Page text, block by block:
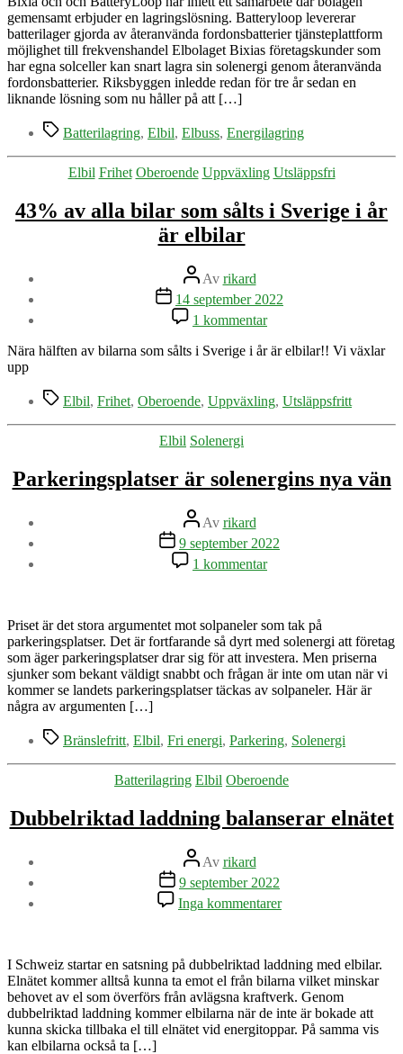
gemensamt erbjuder en lagringslösning. Batteryloop levererar
batterilager gjorda av återanvända fordonsbatterier tjänsteplattform
möjlighet till frekvenshandel Elbolaget Bixias företagskunder som
har egna solceller kan snart lagra sin solenergi genom återanvända
fordonsbatterier. Riksbyggen inledde redan för tre år sedan en
liknande lösning som nu håller på att […]
Etiketter
Batterilagring, Elbil, Elbuss, Energilagring
Kategorier
Elbil Frihet Oberoende Uppväxling Utsläppsfri
43% av alla bilar som sålts i Sverige i år
är elbilar
Inläggsförfattare
Av rikard
Inläggsdatum
14 september 2022
1 kommentartill
43%
av
som
sålts
i
år
är
Nära hälften av bilarna som sålts i Sverige i år är elbilar!! Vi växlar
upp
Etiketter
Elbil, Frihet, Oberoende, Uppväxling, Utsläppsfritt
Kategorier
Elbil Solenergi
Parkeringsplatser är solenergins nya vän
Inläggsförfattare
Av rikard
Inläggsdatum
9 september 2022
1 kommentartill
Parkeringsplatser
nya
vän
Priset är det stora argumentet mot solpaneler som tak på
parkeringsplatser. Det är fortfarande så dyrt med solenergi att företag
som äger parkeringsplatser drar sig för att investera. Men priserna
sjunker som bekant väldigt snabbt och frågan är inte om utan när vi
kommer se landets parkeringsplatser täckas av solpaneler. Här är
några av argumenten […]
Etiketter
Bränslefritt, Elbil, Fri energi, Parkering, Solenergi
Kategorier
Batterilagring Elbil Oberoende
Dubbelriktad laddning balanserar elnätet
Inläggsförfattare
Av rikard
Inläggsdatum
9 september 2022
Inga kommentarertill
Dubbelriktad
elnätet
I Schweiz startar en satsning på dubbelriktad laddning med elbilar.
Elnätet kommer alltså kunna ta emot el från bilarna vilket minskar
behovet av el som överförs från avlägsna kraftverk. Genom
dubbelriktad laddning kommer elbilarna när de inte är bokade att
kunna skicka tillbaka el till elnätet vid energitoppar. På samma vis
kan elbilarna också ta […]